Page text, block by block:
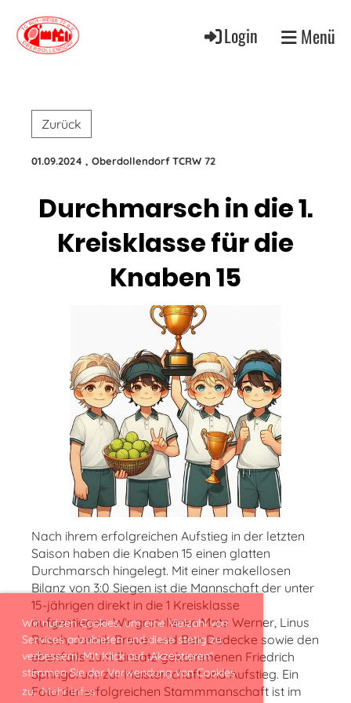
Wir nutzen Cookies, um eine Vielzahl von
Services anzubieten und diese stetig zu
verbessern. Mit Klick auf „Akzeptieren“
stimmen Sie der Verwendung von Cookies
zu. Mehr Infos
Login Menü
Zurück
01.09.2024 , Oberdollendorf TCRW 72
Durchmarsch in die 1.
Kreisklasse für die
Knaben 15
Nach ihrem erfolgreichen Aufstieg in der letzten
Saison haben die Knaben 15 einen glatten
Durchmarsch hingelegt. Mit einer makellosen
Bilanz von 3:0 Siegen ist die Mannschaft der unter
15-jährigen direkt in die 1 Kreisklasse
aufgestiegen. Wir gratulieren Mats Werner, Linus
Rasch, Jannik Breuer und Ben Dedecke sowie den
ebenfalls zum Einsatz gekommenen Friedrich
Springorum zur Meisterschaft und Aufstieg. Ein
Foto der erfolgreichen Stammmanschaft ist im